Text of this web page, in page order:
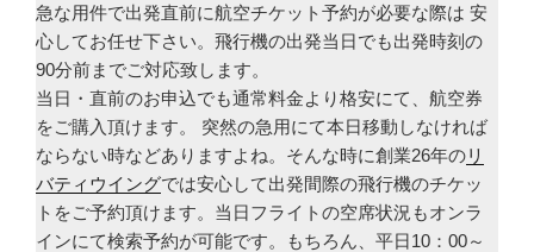
急な用件で出発直前に航空チケット予約が必要な際は 安
心してお任せ下さい。飛行機の出発当日でも出発時刻の
90分前までご対応致します。
当日・直前のお申込でも通常料金より格安にて、航空券
をご購入頂けます。 突然の急用にて本日移動しなければ
ならない時などありますよね。そんな時に創業26年のリ
バティウイングでは安心して出発間際の飛行機のチケッ
トをご予約頂けます。当日フライトの空席状況もオンラ
インにて検索予約が可能です。もちろん、平日10：00～